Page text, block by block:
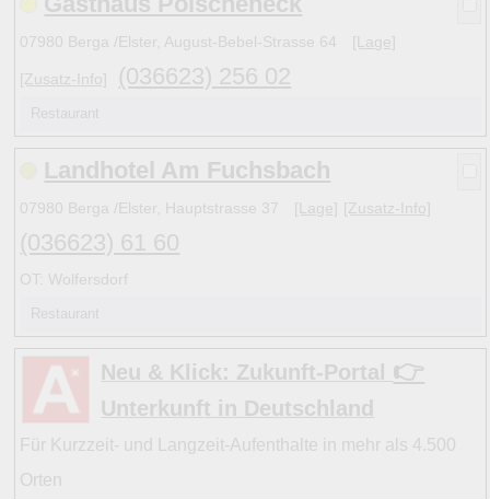
07980 Berga /Elster, August-Bebel-Strasse 64 [Lage]
[Zusatz-Info] (036623) 256 02
Restaurant
Landhotel Am Fuchsbach
07980 Berga /Elster, Hauptstrasse 37 [Lage] [Zusatz-Info]
(036623) 61 60
OT: Wolfersdorf
Restaurant
Neu & Klick: Zukunft-Portal 👉
Unterkunft in Deutschland
Für Kurzzeit- und Langzeit-Aufenthalte in mehr als 4.500
Orten
Hinweise:
zu b) Kulturelles und touristisches Niveau eines Ortes
und Unterkunft-Angeboten am Gast-Ort.
Alle Bewertungen haben die aktuell verfügbaren Daten
Bewertungen zurzeit noch ohne Lage-Bewertung.